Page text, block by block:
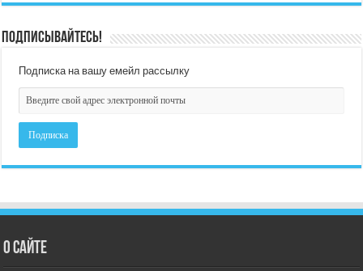
Подписывайтесь!
Подписка на вашу емейл рассылку
О сайте